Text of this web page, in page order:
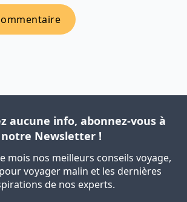
aucune info, abonnez-vous à
notre Newsletter !
mois nos meilleurs conseils voyage,
voyager malin et les dernières
de nos experts.